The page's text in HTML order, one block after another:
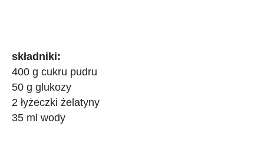
składniki:
400 g cukru pudru
50 g glukozy
2 łyżeczki żelatyny
35 ml wody